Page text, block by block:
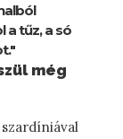
a tűz, a só
még